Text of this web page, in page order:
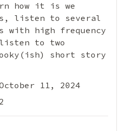
how it is we
listen to several
with high frequency
to two
short story
11, 2024